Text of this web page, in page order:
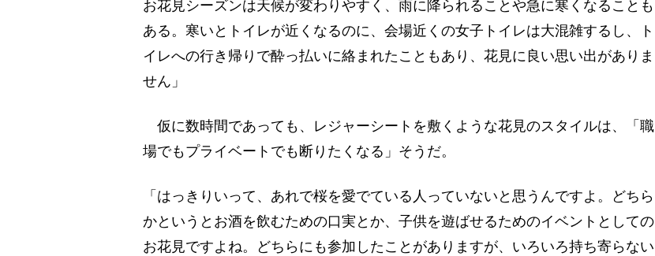
お花見シーズンは天候が変わりやすく、雨に降られることや急に寒くなることも
ある。寒いとトイレが近くなるのに、会場近くの女子トイレは大混雑するし、ト
イレへの行き帰りで酔っ払いに絡まれたこともあり、花見に良い思い出がありま
せん」
仮に数時間であっても、レジャーシートを敷くような花見のスタイルは、「職
場でもプライベートでも断りたくなる」そうだ。
「はっきりいって、あれで桜を愛でている人っていないと思うんですよ。どちら
かというとお酒を飲むための口実とか、子供を遊ばせるためのイベントとしての
お花見ですよね。どちらにも参加したことがありますが、いろいろ持ち寄らない